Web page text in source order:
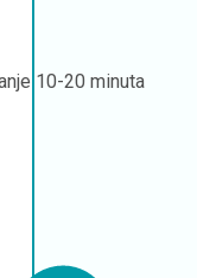
10-20 minuta